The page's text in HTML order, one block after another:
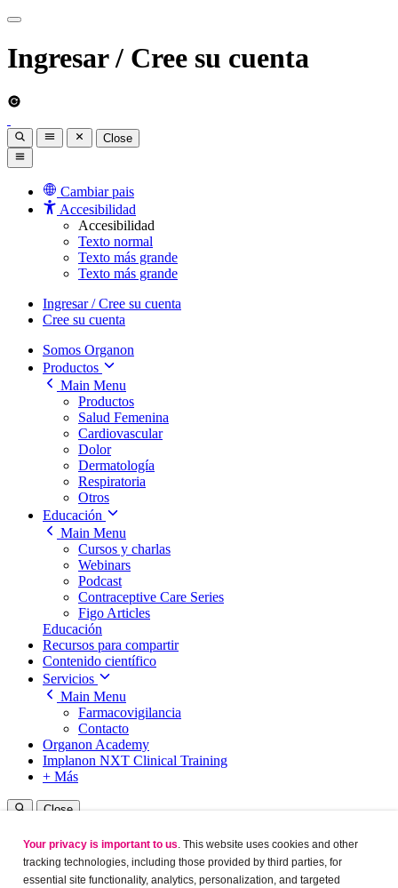
Ingresar / Cree su cuenta
Close
Cambiar pais
Accesibilidad
Accesibilidad
Texto normal
Texto más grande
Texto más grande
Ingresar / Cree su cuenta
Cree su cuenta
Somos Organon
Productos
Main Menu
Productos
Salud Femenina
Cardiovascular
Dolor
Dermatología
Respiratoria
Otros
Educación
Main Menu
Cursos y charlas
Webinars
Podcast
Contraceptive Care Series
Figo Articles
Educación
Recursos para compartir
Contenido científico
Servicios
Main Menu
Farmacovigilancia
Contacto
Organon Academy
Implanon NXT Clinical Training
+ Más
Close
Cambiar pais
Accesibilidad
Your privacy is important to us . This website uses cookies and other
tracking technologies, including those provided by third parties, for
essential site functionality, analytics, personalization, and targeted